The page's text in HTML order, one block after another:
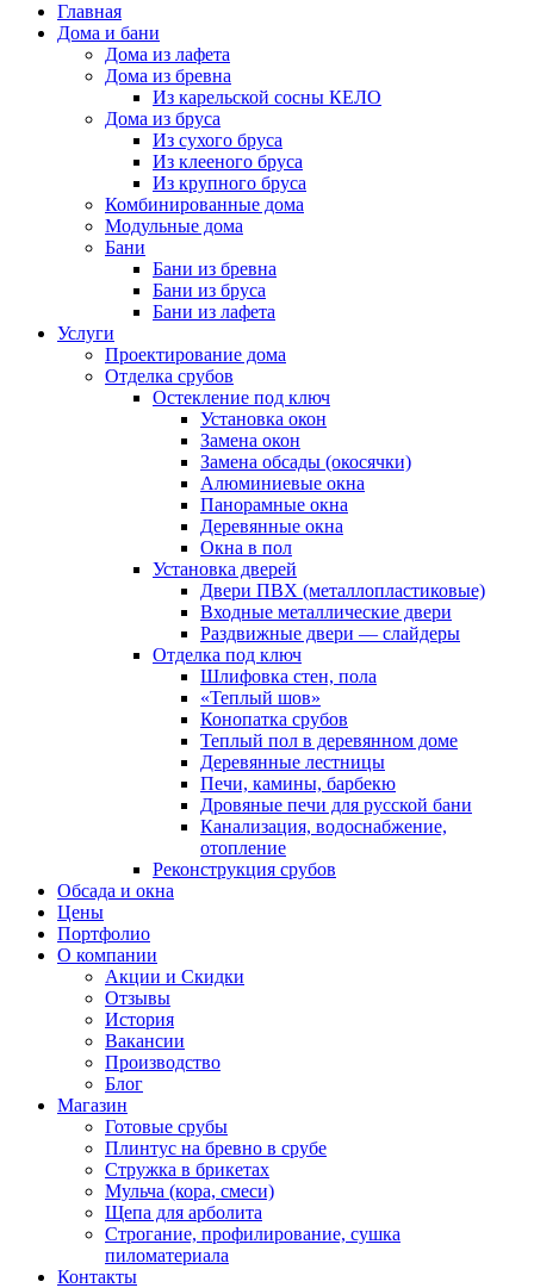
Главная
Дома и бани
Дома из лафета
Дома из бревна
Из карельской сосны КЕЛО
Дома из бруса
Из сухого бруса
Из клееного бруса
Из крупного бруса
Комбинированные дома
Модульные дома
Бани
Бани из бревна
Бани из бруса
Бани из лафета
Услуги
Проектирование дома
Отделка срубов
Остекление под ключ
Установка окон
Замена окон
Замена обсады (окосячки)
Алюминиевые окна
Панорамные окна
Деревянные окна
Окна в пол
Установка дверей
Двери ПВХ (металлопластиковые)
Входные металлические двери
Раздвижные двери — слайдеры
Отделка под ключ
Шлифовка стен, пола
«Теплый шов»
Конопатка срубов
Теплый пол в деревянном доме
Деревянные лестницы
Печи, камины, барбекю
Дровяные печи для русской бани
Канализация, водоснабжение,
отопление
Реконструкция срубов
Обсада и окна
Цены
Портфолио
О компании
Акции и Скидки
Отзывы
История
Вакансии
Производство
Блог
Магазин
Готовые срубы
Плинтус на бревно в срубе
Стружка в брикетах
Мульча (кора, смеси)
Щепа для арболита
Строгание, профилирование, сушка
пиломатериала
Контакты